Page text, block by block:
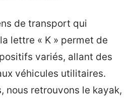
de transport qui
lettre « K » permet de
variés, allant des
véhicules utilitaires.
nous retrouvons le kayak,